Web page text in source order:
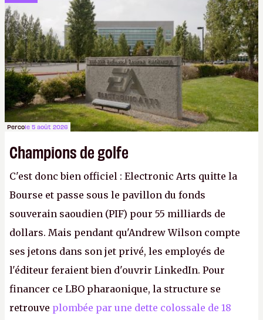
cher payé que le temps passé à dev, mais ça
apprendra aux petits malins qu'on ne braque pas
Gabe Newell aussi facilement.P.
Percole 5 août 2026
Champions de golfe
C'est donc bien officiel : Electronic Arts quitte la
Bourse et passe sous le pavillon du fonds
souverain saoudien (PIF) pour 55 milliards de
dollars. Mais pendant qu'Andrew Wilson compte
ses jetons dans son jet privé, les employés de
l'éditeur feraient bien d'ouvrir LinkedIn. Pour
financer ce LBO pharaonique, la structure se
retrouve plombée par une dette colossale de 18